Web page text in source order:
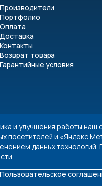
1010179
DOM-24+
1010183
1010185
по эксплуатации
Производители
Портфолио
Оплата
Доставка
Контакты
Возврат товара
Гарантийные условия
Пользовательское
и улучшения работы наш
посетителей и
данных
.